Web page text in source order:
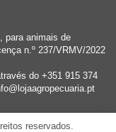
para animais de
n.º 237/VRMV/2022
do +351 915 374
reservados.